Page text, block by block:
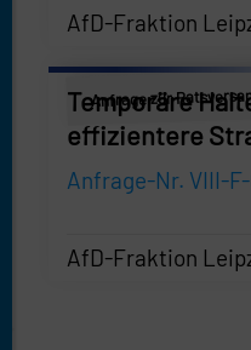
AfD-Fraktion
AfD-Fraktion
Anfrage zur
Temporäre
effizientere
Anfrage-Nr. VIII-F-
AfD-Fraktion
AfD-Fraktion